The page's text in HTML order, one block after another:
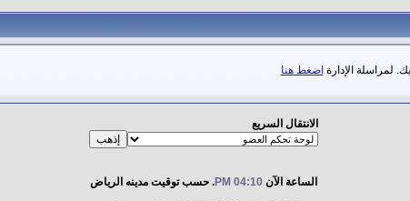
لمراسلة الإدارة اضغط هنا
الانتقال السريع
الساعة الآن 04:10 PM . حسب توقيت مدينه الرياض